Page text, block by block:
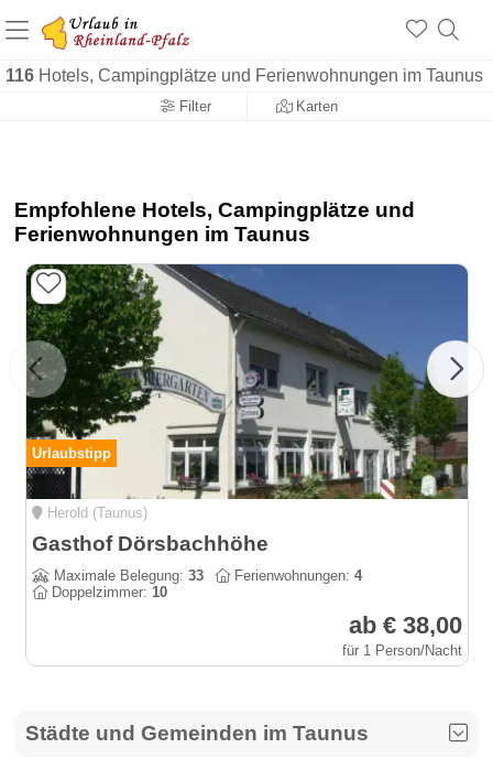
116 Hotels, Campingplätze und Ferienwohnungen im Taunus
Filter Karten
+1.500 Unterkünfte in Rheinland-Pfalz
+1.000 Sehenswürdigkeiten
Über 25 Jahre online
Empfohlene Hotels, Campingplätze und
Ferienwohnungen im Taunus
Urlaubstipp
Herold (Taunus)
Gasthof Dörsbachhöhe
Maximale Belegung:33 Ferienwohnungen:4
Doppelzimmer:10
ab € 38,00
für 1 Person/Nacht
Städte und Gemeinden im Taunus